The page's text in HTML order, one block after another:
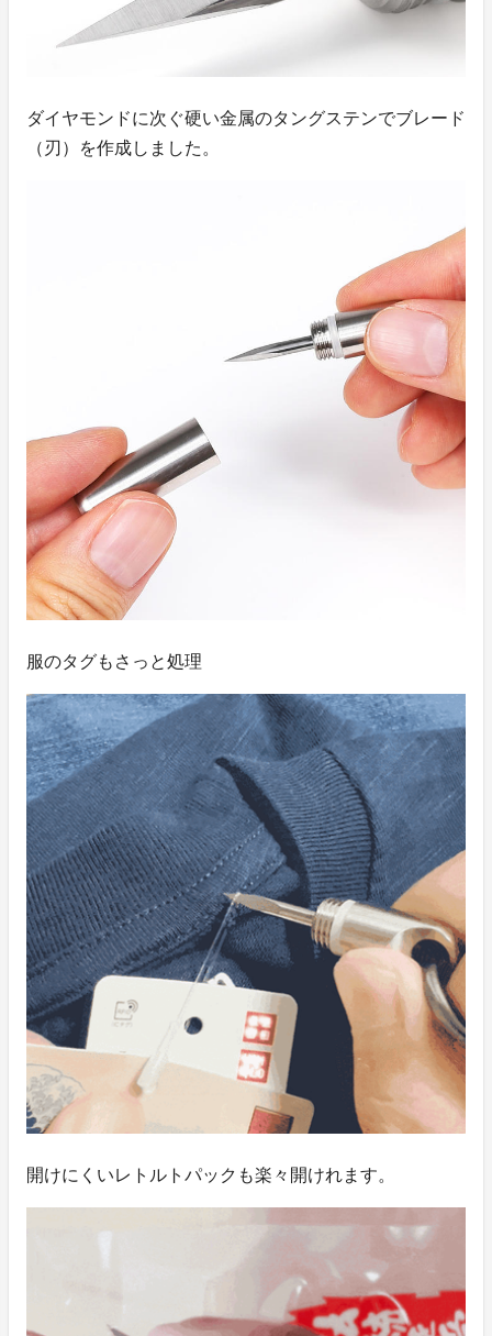
ダイヤモンドに次ぐ硬い金属のタングステンでブレード
（刃）を作成しました。
服のタグもさっと処理
開けにくいレトルトパックも楽々開けれます。